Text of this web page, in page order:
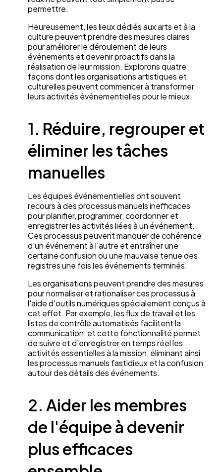
permettre.
Heureusement, les lieux dédiés aux arts et à la
culture peuvent prendre des mesures claires
pour améliorer le déroulement de leurs
événements et devenir proactifs dans la
réalisation de leur mission. Explorons quatre
façons dont les organisations artistiques et
culturelles peuvent commencer à transformer
leurs activités événementielles pour le mieux.
1. Réduire, regrouper et
éliminer les tâches
manuelles
Les équipes événementielles ont souvent
recours à des processus manuels inefficaces
pour planifier, programmer, coordonner et
enregistrer les activités liées à un événement.
Ces processus peuvent manquer de cohérence
d'un événement à l'autre et entraîner une
certaine confusion ou une mauvaise tenue des
registres une fois les événements terminés.
Les organisations peuvent prendre des mesures
pour normaliser et rationaliser ces processus à
l'aide d'outils numériques spécialement conçus à
cet effet. Par exemple, les flux de travail et les
listes de contrôle automatisés facilitent la
communication, et cette fonctionnalité permet
de suivre et d'enregistrer en temps réel les
activités essentielles à la mission, éliminant ainsi
les processus manuels fastidieux et la confusion
autour des détails des événements.
2. Aider les membres
de l'équipe à devenir
plus efficaces